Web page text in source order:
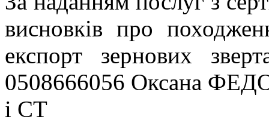
висновків про
експорт зернових
0508666056 Оксана
і СТ